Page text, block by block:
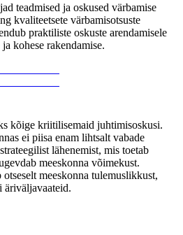
teadmised ja oskused värbamise
kvaliteetsete värbamisotsuste
praktiliste oskuste arendamisele
kohese rakendamise.
kõige kriitilisemaid juhtimisoskusi.
ei piisa enam lihtsalt vabade
lähenemist, mis toetab
meeskonna võimekust.
meeskonna tulemuslikkust,
äriväljavaateid.